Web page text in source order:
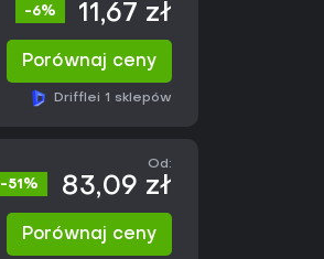
-6% 11,67 zł
Porównaj ceny
Drifflei 1 sklepów
-51%
Od:
83,09 zł
Porównaj ceny